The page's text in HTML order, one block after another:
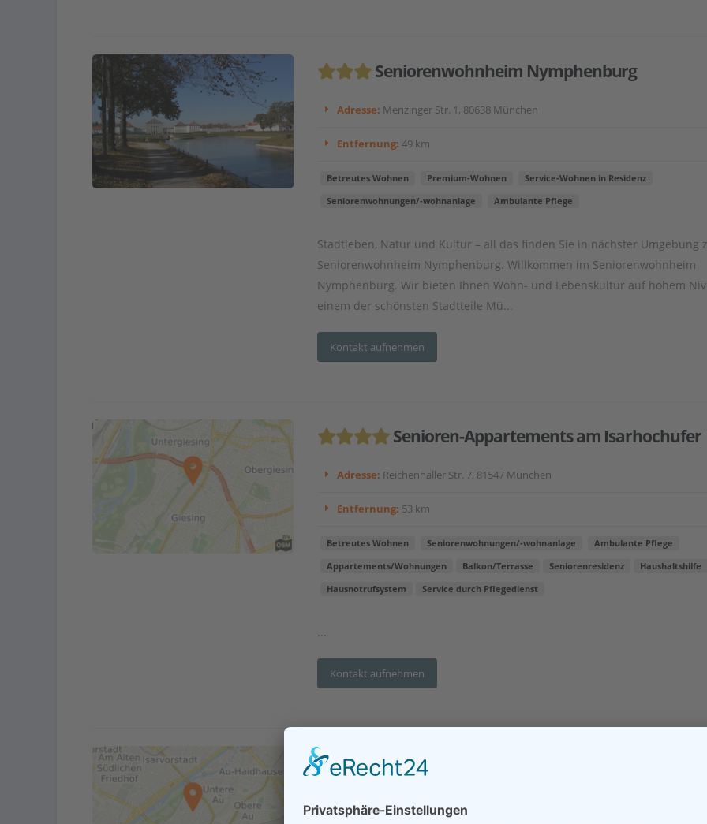
Seniorenwohnheim Nymphenburg
Adresse: Menzinger Str. 1, 80638 München
Entfernung: 49 km
Betreutes Wohnen Premium-Wohnen Service-Wohnen in Residenz
Seniorenwohnungen/-wohnanlage Ambulante Pflege
Stadtleben, Natur und Kultur – all das finden Sie in nächster Umgebung
Seniorenwohnheim Nymphenburg. Willkommen im Seniorenwohnheim
Nymphenburg. Wir bieten Ihnen Wohn- und Lebenskultur auf hohem
einem der schönsten Stadtteile Mü...
Kontakt aufnehmen
Senioren-Appartements am Isarhochufer
Adresse: Reichenhaller Str. 7, 81547 München
Entfernung: 53 km
Betreutes Wohnen Seniorenwohnungen/-wohnanlage Ambulante Pflege
Appartements/Wohnungen Balkon/Terrasse Seniorenresidenz Haushaltshilfe
Hausnotrufsystem Service durch Pflegedienst
...
Kontakt aufnehmen
Wohnstift am Entenbach